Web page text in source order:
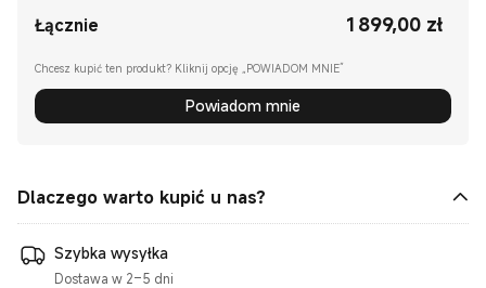
Łącznie 1 899,00 zł
Chcesz kupić ten produkt? Kliknij opcję „POWIADOM MNIE”
Powiadom mnie
Dlaczego warto kupić u nas?
Szybka wysyłka
Dostawa w 2–5 dni